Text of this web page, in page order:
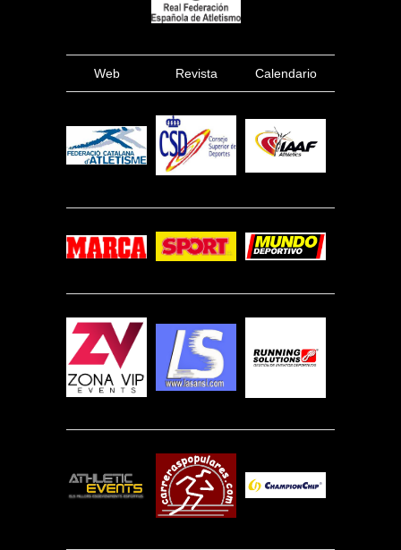
Web Revista Calendario